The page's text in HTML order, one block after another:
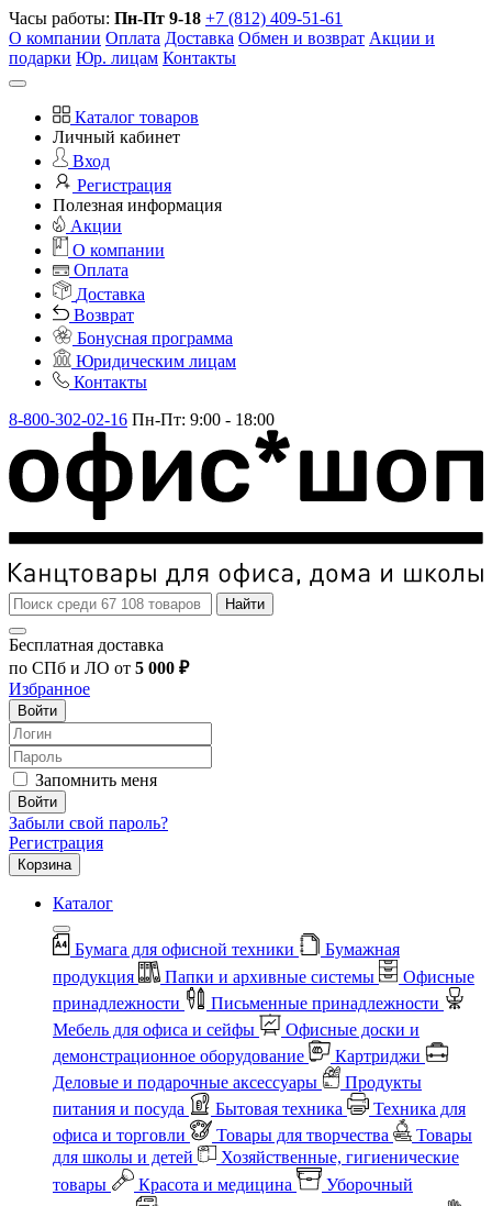
Часы работы: Пн-Пт 9-18 +7 (812) 409-51-61
О компании Оплата Доставка Обмен и возврат Акции и
подарки Юр. лицам Контакты
Каталог товаров
Личный кабинет
Вход
Регистрация
Полезная информация
Акции
О компании
Оплата
Доставка
Возврат
Бонусная программа
Юридическим лицам
Контакты
8-800-302-02-16 Пн-Пт: 9:00 - 18:00
Найти
Бесплатная доставка
по СПб и ЛО от 5 000 ₽
Избранное
Войти
Запомнить меня
Войти
Забыли свой пароль?
Регистрация
Корзина
Каталог
Бумага для офисной техники
Бумажная
продукция
Папки и архивные системы
Офисные
принадлежности
Письменные принадлежности
Мебель для офиса и сейфы
Офисные доски и
демонстрационное оборудование
Картриджи
Деловые и подарочные аксессуары
Продукты
питания и посуда
Бытовая техника
Техника для
офиса и торговли
Товары для творчества
Товары
для школы и детей
Хозяйственные, гигиенические
товары
Красота и медицина
Уборочный